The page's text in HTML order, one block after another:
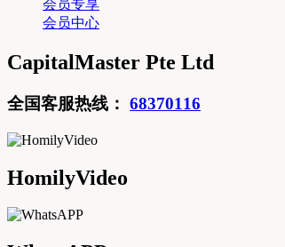
会员专享
会员中心
CapitalMaster Pte Ltd
全国客服热线： 68370116
HomilyVideo